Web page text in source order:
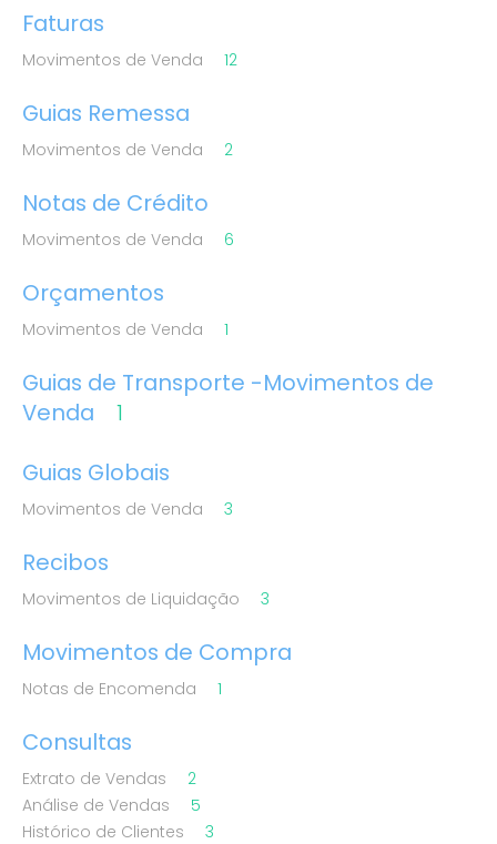
Faturas
Movimentos de Venda 12
Guias Remessa
Movimentos de Venda 2
Notas de Crédito
Movimentos de Venda 6
Orçamentos
Movimentos de Venda 1
Guias de Transporte -Movimentos de
Venda
1
Guias Globais
Movimentos de Venda 3
Recibos
Movimentos de Liquidação 3
Movimentos de Compra
Notas de Encomenda 1
Consultas
Extrato de Vendas
2
Análise de Vendas
5
Histórico de Clientes
3